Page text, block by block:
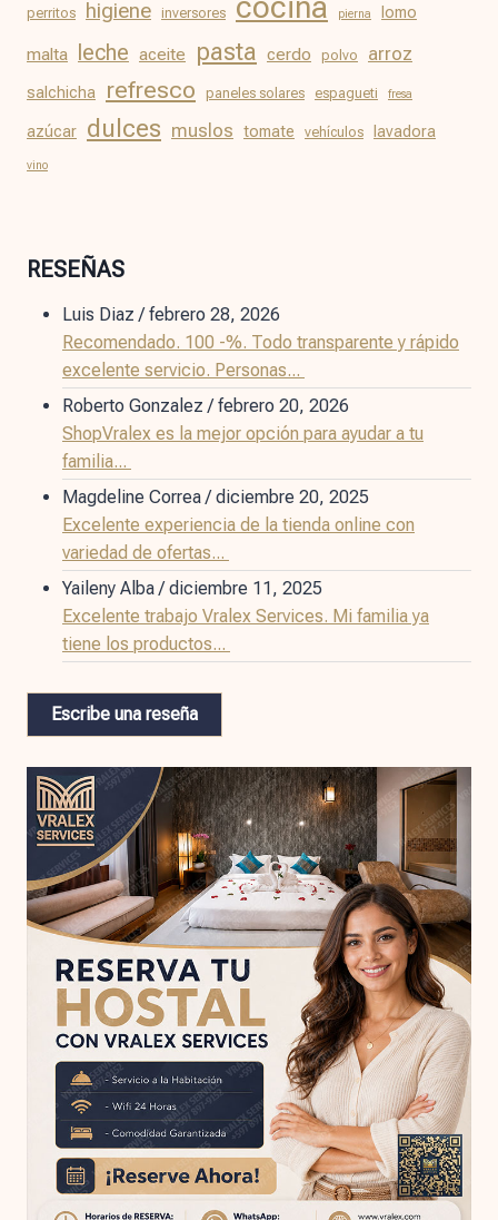
perritos higiene inversores pierna lomo
malta leche aceite pasta cerdo polvo arroz
salchicha refresco paneles solares espagueti fresa
azúcar dulces muslos tomate vehículos lavadora
vino
RESEÑAS
Luis Diaz /febrero 28, 2026
Recomendado. 100 -%. Todo transparente y rápido
excelente servicio. Personas...
Roberto Gonzalez /febrero 20, 2026
ShopVralex es la mejor opción para ayudar a tu
familia...
Magdeline Correa/diciembre 20, 2025
Excelente experiencia de la tienda online con
variedad de ofertas...
Yaileny Alba/diciembre 11, 2025
Excelente trabajo Vralex Services. Mi familia ya
tiene los productos...
Escribe una reseña